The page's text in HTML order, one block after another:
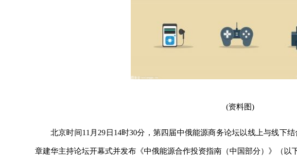
(资料图)
北京时间11月29日14时30分，第四届中俄能源商务论坛以线上与线下
章建华主持论坛开幕式并发布《中俄能源合作投资指南（中国部分）》（以